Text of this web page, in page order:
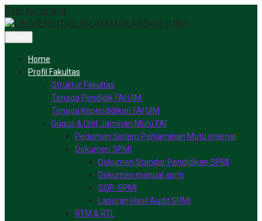
Skip to content
Home
Profil Fakultas
Struktur Fakultas
Tenaga Pendidik FAI UIM
Tenaga Kependidikan FAI UIM
Gugus & Unit Jaminan Mutu FAI
Pedoman Sistem Penjaminan Mutu internal
Dokumen SPMI
Dokumen Standar Pendidikan SPMI
Dokumen manual spmi
SOP-SPMI
Laporan Hasil Audit SPMI
RTM & RTL